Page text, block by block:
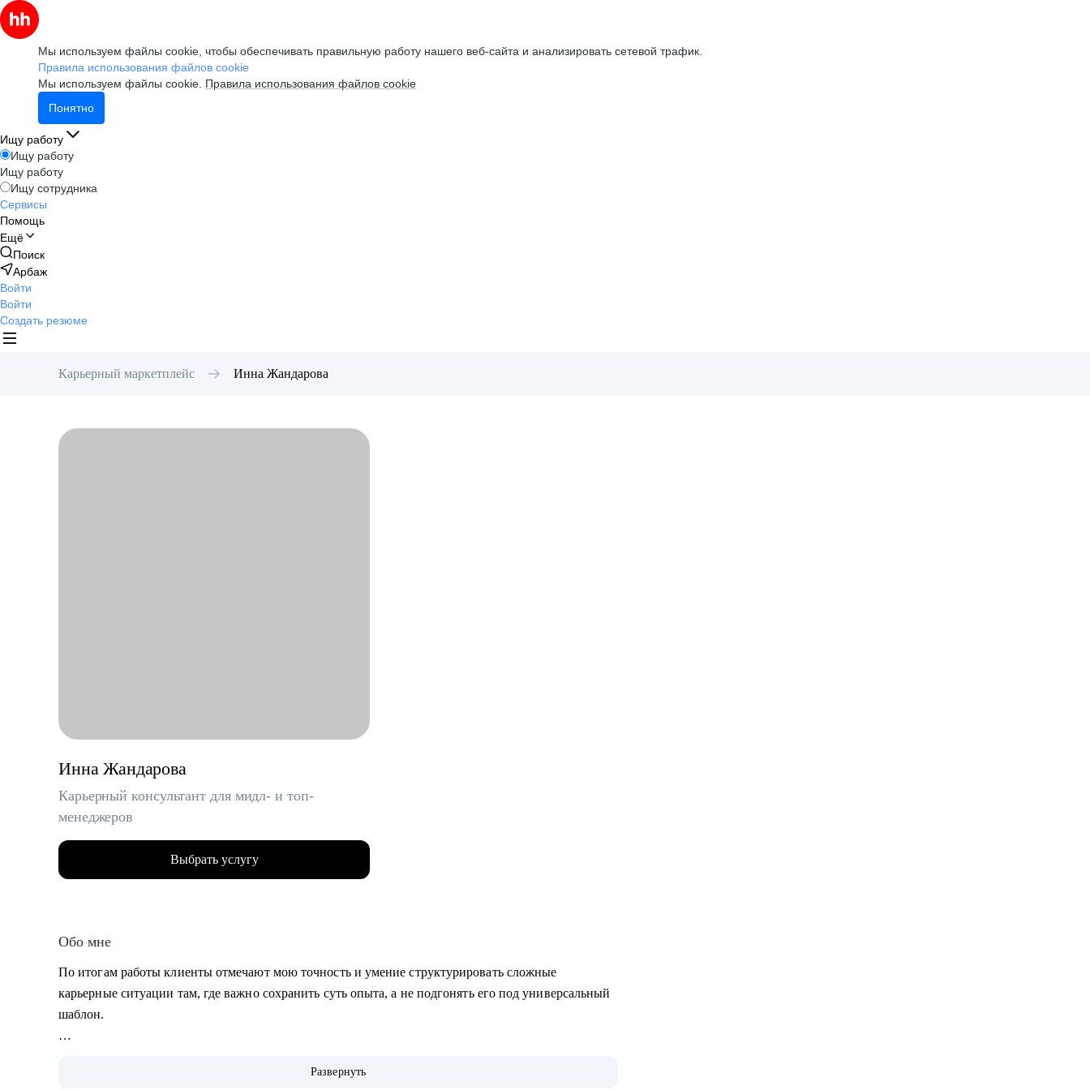
Мы используем файлы cookie, чтобы обеспечивать правильную работу нашего веб-сайта и анализировать сетевой трафик.
Правила использования файлов cookie
Мы используем файлы cookie. Правила использования файлов cookie
Понятно
Ищу работу
Ищу работу
Ищу работу
Ищу сотрудника
Сервисы
Помощь
Ещё
Поиск
Арбаж
Войти
Войти
Создать резюме
Карьерный маркетплейс Инна Жандарова
Инна Жандарова
Карьерный консультант для мидл- и топ-
менеджеров
Выбрать услугу
Обо мне
По итогам работы клиенты отмечают мою точность и умение структурировать сложные
карьерные ситуации там, где важно сохранить суть опыта, а не подгонять его под универсальный
шаблон.
• Работаю с клиентами из узкоспециализированных ниш, где универсальные решения не
Развернуть